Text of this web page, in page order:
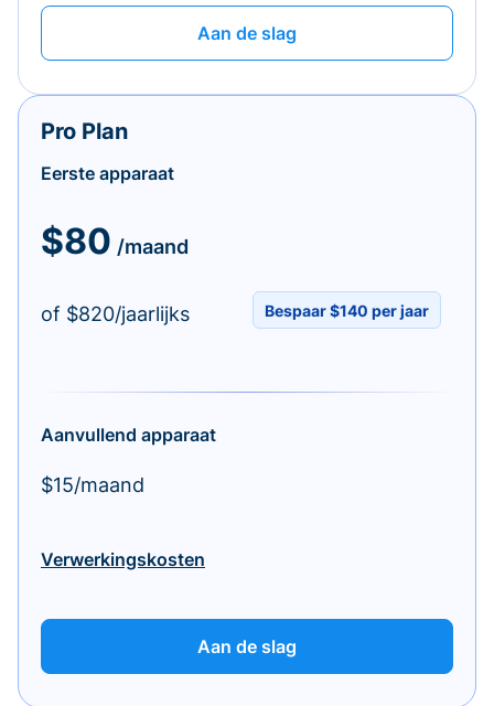
Aan de slag
Pro Plan
Eerste apparaat
$80 /maand
of $820/jaarlijks Bespaar $140 per jaar
Aanvullend apparaat
$15/maand
Verwerkingskosten
Aan de slag